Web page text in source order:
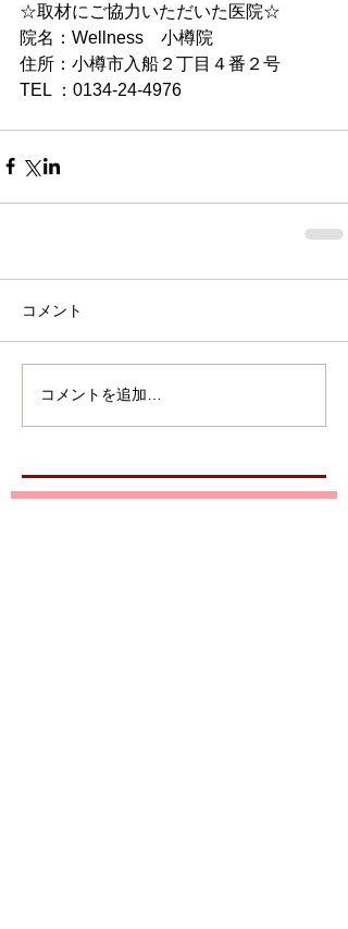
☆取材にご協力いただいた医院☆
院名：Wellness　小樽院
住所：小樽市入船２丁目４番２号
TEL ：0134-24-4976
コメント
コメントを追加…